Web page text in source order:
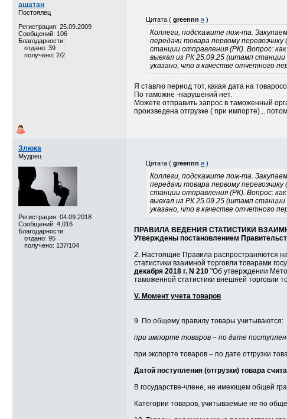
ашатан
Постоялец
Регистрация: 25.09.2009
Сообщений: 106
Благодарности:
отдано: 39
получено: 2/2
Цитата ( greennn » )
Коллеги, подскажите пож-та.
передачи товара первому
станции отправления (РК). Вопрос:
выехал из РК 25.09.25 (штамп
указано, что в качестве отчетного
Я ставлю период тот, какая дата на
По таможне -нарушений нет.
Можете отправить запрос в таможенный
произведена отгрузке ( при импорте)...
Злюка
Мудрец
Регистрация: 04.09.2018
Сообщений: 4,016
Благодарности:
отдано: 95
получено: 137/104
Цитата ( greennn » )
Коллеги, подскажите пож-та.
передачи товара первому
станции отправления (РК). Вопрос:
выехал из РК 25.09.25 (штамп
указано, что в качестве отчетного
ПРАВИЛА ВЕДЕНИЯ СТАТИСТИКИ
Утверждены постановлением
2. Настоящие Правила распространяются
статистики взаимной торговли товарами
декабря 2018 г. N 210 "Об утверждении
таможенной статистики внешней торговли
V. Момент учета товаров
9. По общему правилу товары учитываются:
при импорте товаров – по дате
при экспорте товаров – по дате отгрузки
Датой поступления (отгрузки) товара
В государстве-члене, не имеющем общей
Категории товаров, учитываемые не по